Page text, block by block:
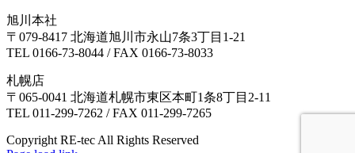
旭川本社
〒079-8417 北海道旭川市永山7条3丁目1-21
TEL 0166-73-8044 / FAX 0166-73-8033
札幌店
〒065-0041 北海道札幌市東区本町1条8丁目2‐11
TEL 011-299-7262 / FAX 011-299-7265
Copyright RE-tec All Rights Reserved